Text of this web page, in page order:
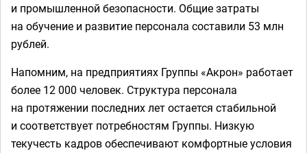
и промышленной безопасности. Общие затраты
на обучение и развитие персонала составили 53 млн
рублей.
Напомним, на предприятиях Группы «Акрон» работает
более 12 000 человек. Структура персонала
на протяжении последних лет остается стабильной
и соответствует потребностям Группы. Низкую
текучесть кадров обеспечивают комфортные условия